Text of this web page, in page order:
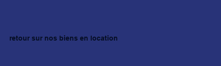
retour sur nos biens en location